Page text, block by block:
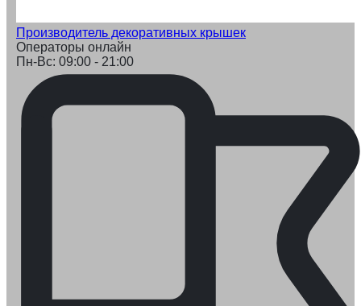
Производитель декоративных крышек
Операторы онлайн
Пн-Вс: 09:00 - 21:00